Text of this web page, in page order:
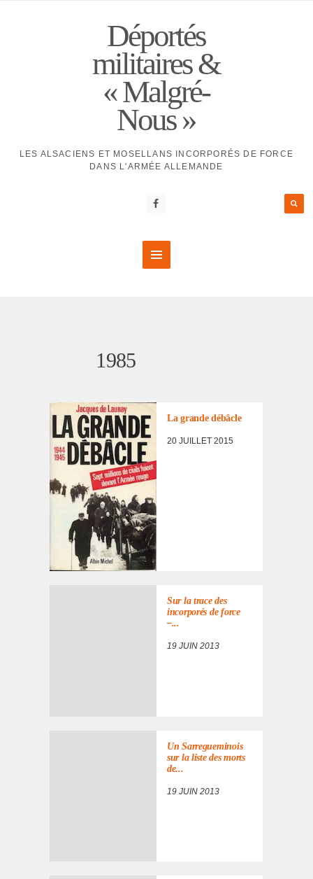
Déportés
militaires &
« Malgré-
Nous »
LES ALSACIENS ET MOSELLANS INCORPORÉS DE FORCE
DANS L'ARMÉE ALLEMANDE
1985
La grande débâcle
20 JUILLET 2015
Sur la trace des
incor­po­rés de force
–...
19 JUIN 2013
Un Sarre­gue­mi­nois
sur la liste des morts
de...
19 JUIN 2013